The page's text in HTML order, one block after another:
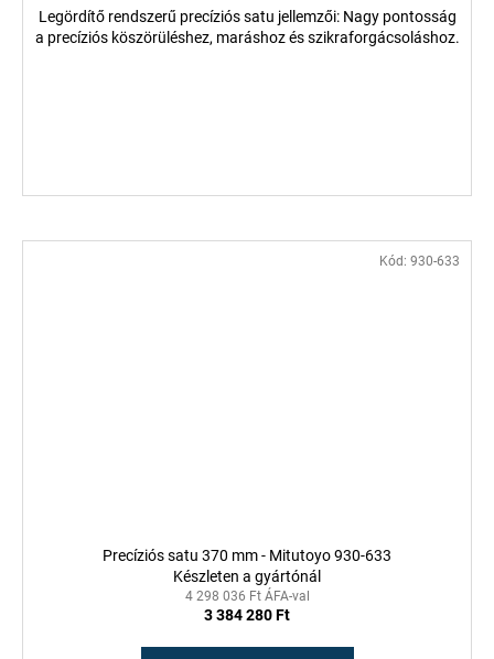
Legördítő rendszerű precíziós satu jellemzői: Nagy pontosság
a precíziós köszörüléshez, maráshoz és szikraforgácsoláshoz.
Precíziós satu 370 mm - Mitutoyo 930-633
Készleten a gyártónál
4 298 036 Ft ÁFA-val
3 384 280 Ft
Kód: 930-633